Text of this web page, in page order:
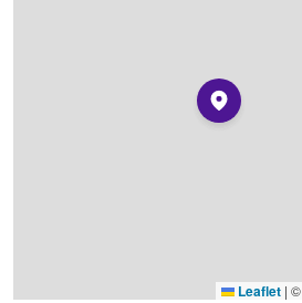
Leaflet | ©